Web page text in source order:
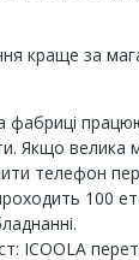
краще за
фабриці
Якщо
телефон
100
ICOOLA